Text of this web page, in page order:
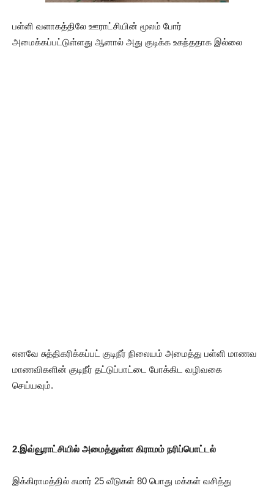
பள்ளி வளாகத்திலே ஊராட்சியின் மூலம் போர்
அமைக்கப்பட்டுள்ளது ஆனால் அது குடிக்க உகந்ததாக இல்லை
எனவே சுத்திகரிக்கப்பட் குடிநீர் நிலையம் அமைத்து பள்ளி மாணவ
மாணவிகளின் குடிநீர் தட்டுப்பாட்டை போக்கிட வழிவகை
செய்யவும்.
2.இவ்வூராட்சியில் அமைத்துள்ள கிராமம் நரிப்பொட்டல்
இக்கிராமத்தில் சுமார் 25 வீடுகள் 80 பொது மக்கள் வசித்து